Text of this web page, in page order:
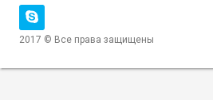
2017 © Все права защищены